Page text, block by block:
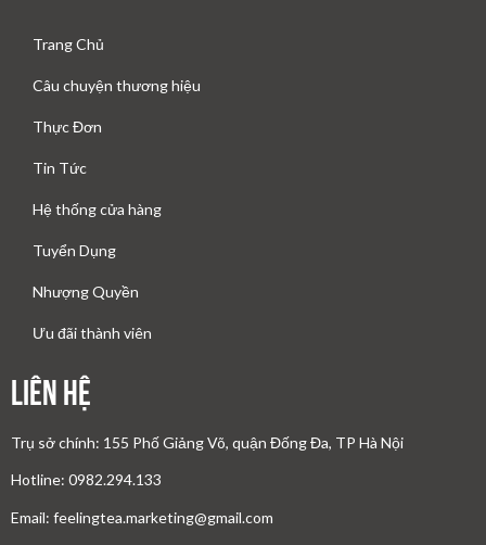
Trang Chủ
Câu chuyện thương hiệu
Thực Đơn
Tin Tức
Hệ thống cửa hàng
Tuyển Dụng
Nhượng Quyền
Ưu đãi thành viên
Liên Hệ
Trụ sở chính: 155 Phố Giảng Võ, quận Đống Đa, TP Hà Nội
Hotline: 0982.294.133
Email: feelingtea.marketing@gmail.com